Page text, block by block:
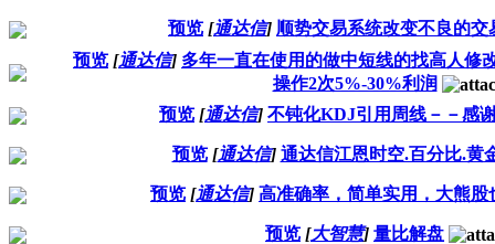
预览 [通达信] 顺势交易系统改变不良的交
预览 [通达信] 多年一直在使用的做中短线的找高人修
操作2次5%-30%利润
预览 [通达信] 不钝化KDJ引用周线－－感
预览 [通达信] 通达信江恩时空.百分比.黄
预览 [通达信] 高准确率，简单实用，大熊股
预览 [大智慧] 量比解盘